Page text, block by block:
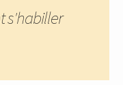
s'habiller